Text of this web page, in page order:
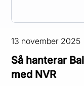
13 november 2025
Så hanterar
med NVR